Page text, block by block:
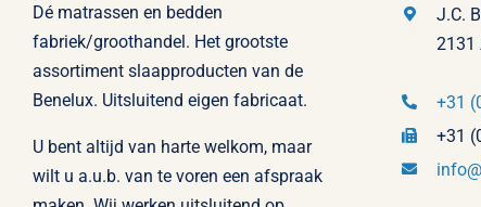
Dé matrassen en bedden
fabriek/groothandel. Het grootste
assortiment slaapproducten van de
Benelux. Uitsluitend eigen fabricaat.
U bent altijd van harte welkom, maar
wilt u a.u.b. van te voren een afspraak
J.C.
2131
+31
+31